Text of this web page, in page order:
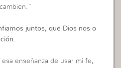
juntos, que Dios nos o
enseñanza de usar mi fe,